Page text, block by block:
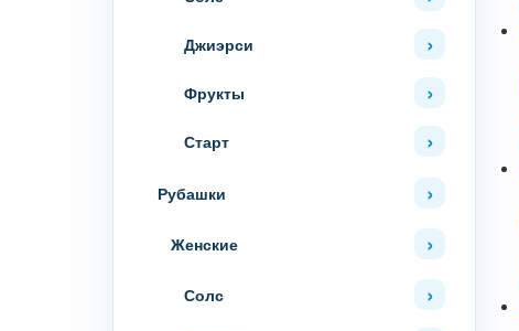
Джиэрси
Фрукты
Старт
Рубашки
Женские
Солс